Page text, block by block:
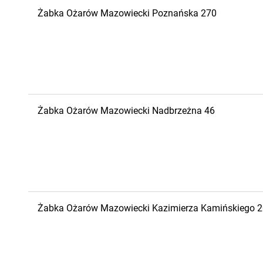
Żabka Ożarów Mazowiecki Poznańska 270
Żabka Ożarów Mazowiecki Nadbrzeżna 46
Żabka Ożarów Mazowiecki Kazimierza Kamińskiego